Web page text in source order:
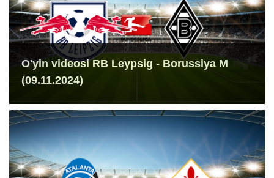
O'yin videosi RB Leypsig - Borussiya M
(09.11.2024)